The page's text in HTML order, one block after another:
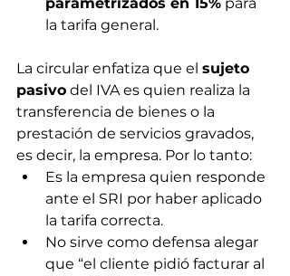
la tarifa general.
La circular enfatiza que el sujeto
pasivo del IVA es quien realiza la
transferencia de bienes o la
prestación de servicios gravados,
es decir, la empresa. Por lo tanto:
Es la empresa quien responde
ante el SRI por haber aplicado
la tarifa correcta.
No sirve como defensa alegar
que “el cliente pidió facturar al